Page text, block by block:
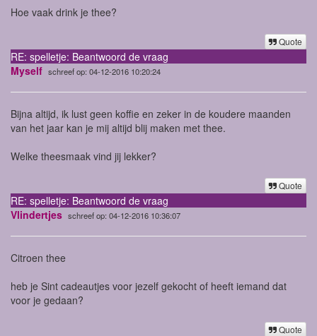
Hoe vaak drink je thee?
Quote
RE: spelletje: Beantwoord de vraag
Myself schreef op: 04-12-2016 10:20:24
Bijna altijd, ik lust geen koffie en zeker in de koudere maanden
van het jaar kan je mij altijd blij maken met thee.
Welke theesmaak vind jij lekker?
Quote
RE: spelletje: Beantwoord de vraag
Vlindertjes schreef op: 04-12-2016 10:36:07
Citroen thee
heb je Sint cadeautjes voor jezelf gekocht of heeft iemand dat
voor je gedaan?
Quote